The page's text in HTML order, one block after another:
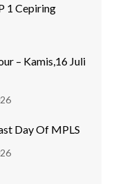
1 Cepiring
– Kamis,16 Juli
Day Of MPLS